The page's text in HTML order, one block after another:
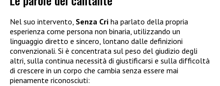
Nel suo intervento, Senza Cri ha parlato della propria
esperienza come persona non binaria, utilizzando un
linguaggio diretto e sincero, lontano dalle definizioni
convenzionali. Si è concentrata sul peso del giudizio degli
altri, sulla continua necessità di giustificarsi e sulla difficoltà
di crescere in un corpo che cambia senza essere mai
pienamente riconosciuti: